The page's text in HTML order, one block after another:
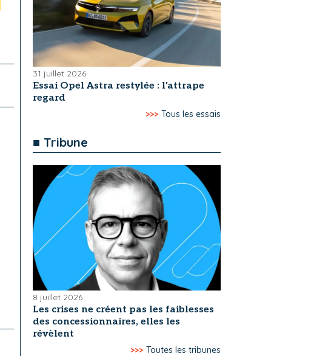
31 juillet 2026
Essai Opel Astra restylée : l'attrape
regard
>>> Tous les essais
■ Tribune
8 juillet 2026
Les crises ne créent pas les faiblesses
des concessionnaires, elles les
révèlent
>>> Toutes les tribunes